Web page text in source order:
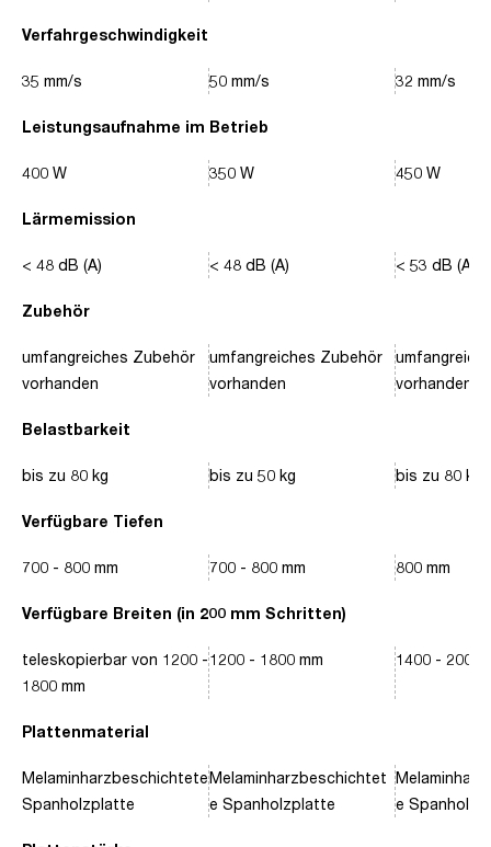
Verfahrgeschwindigkeit
Leistungsaufnahme im Betrieb
Lärmemission
Zubehör
Belastbarkeit
Verfügbare Tiefen
Verfügbare Breiten (in 200 mm Schritten)
Plattenmaterial
35 mm/s
400 W
< 48 dB (A)
umfangreiches Zubehör
vorhanden
bis zu 80 kg
700 - 800 mm
teleskopierbar von 1200 -
1800 mm
Melaminharzbeschichtete
Spanholzplatte
50 mm/s
350 W
< 48 dB (A)
umfangreiches Zubehör
vorhanden
bis zu 50 kg
700 - 800 mm
1200 - 1800 mm
Melaminharzbeschichtet
e Spanholzplatte
32 mm/s
450 W
< 53 dB (A)
vorhanden
bis zu 80 kg
800 mm
1400 - 2000
e